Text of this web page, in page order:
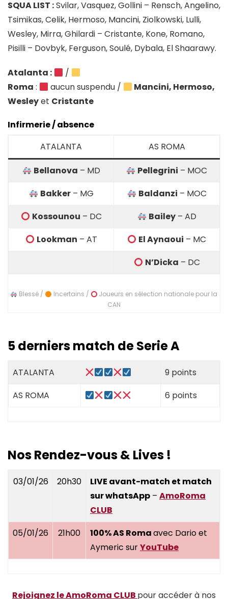
SQUA LIST :Svilar, Vasquez, Gollini – Rensch, Angelino,
Tsimikas, Celik, Hermoso, Mancini, Ziolkowski, Lulli,
Wesley, Mirra, Ghilardi – Cristante, Kone, Romano,
Pisilli – Dovbyk, Ferguson, Soulé, Dybala, El Shaarawy.
Atalanta :
/
Roma : aucun suspendu /
Mancini, Hermoso,
Wesleyet Cristante
Infirmerie / absence
ATALANTA
AS ROMA
Bellanova – MD Pellegrini – MOC
Bakker– MG Baldanzi – MOC
Kossounou – DC Bailey– AD
Lookman – AT El Aynaoui – MC
N’Dicka – DC
Blessé / Incertains /
Joueurs en sélection nationale pour la
CAN
5 derniers match de Serie A
ATALANTA
9 points
AS ROMA
6 points
Nos Rendez-vous & Lives !
03/01/26 20h30
LIVE avant-match et match
sur whatsApp – AmoRoma
CLUB
05/01/26
21h00 100% AS Romaavec Dario et
Aymeric surYouTube
Rejoignez le AmoRoma CLUB pour accéder à nos